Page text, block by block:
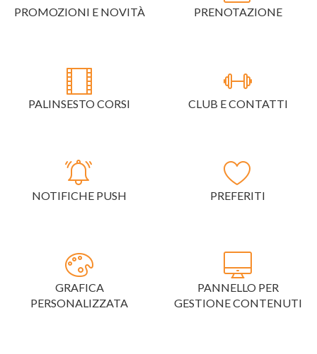
PROMOZIONI E NOVITÀ PRENOTAZIONE
PALINSESTO CORSI CLUB E CONTATTI
NOTIFICHE PUSH PREFERITI
GRAFICA
PERSONALIZZATA
PANNELLO PER
GESTIONE CONTENUTI